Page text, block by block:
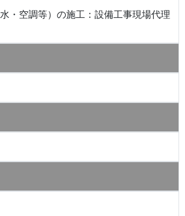
・空調等）の施工：設備工事現場代理